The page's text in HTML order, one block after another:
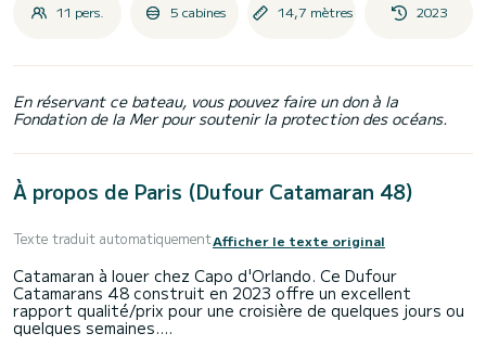
11 pers. 5 cabines 14,7 mètres 2023
En réservant ce bateau, vous pouvez faire un don à la
Fondation de la Mer pour soutenir la protection des océans.
À propos de Paris (Dufour Catamaran 48)
Texte traduit automatiquementAfficher le texte original
Catamaran à louer chez Capo d'Orlando. Ce Dufour
Catamarans 48 construit en 2023 offre un excellent
rapport qualité/prix pour une croisière de quelques jours ou
quelques semaines.